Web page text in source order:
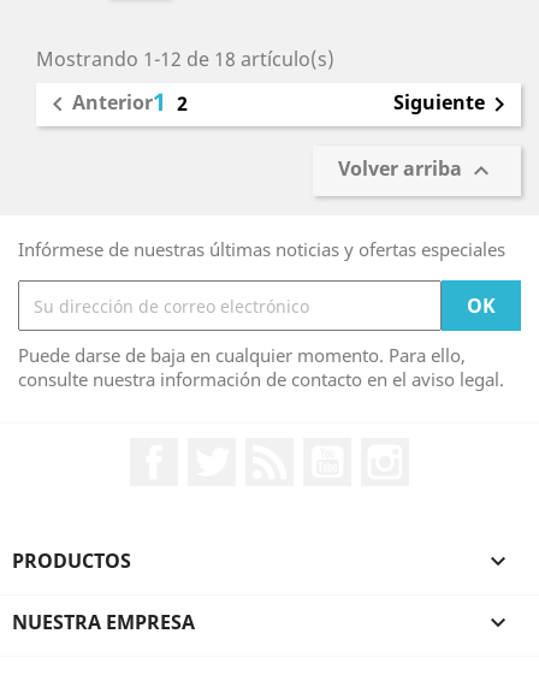
Mostrando 1-12 de 18 artículo(s)
 Anterior1 2 Siguiente 
Volver arriba 
Infórmese de nuestras últimas noticias y ofertas especiales
Puede darse de baja en cualquier momento. Para ello,
consulte nuestra información de contacto en el aviso legal.
PRODUCTOS 
NUESTRA EMPRESA 